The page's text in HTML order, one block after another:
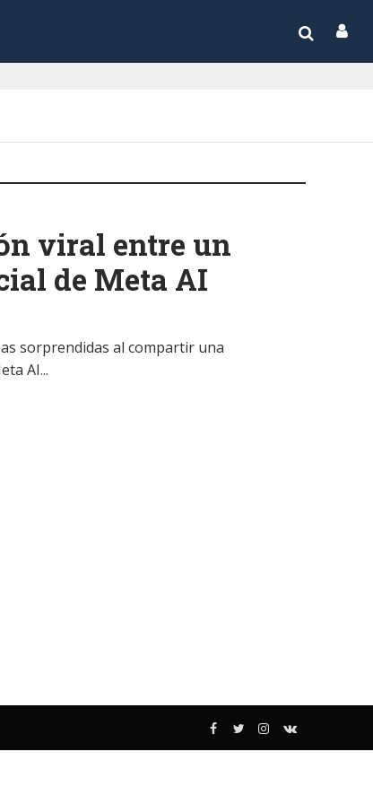
viral entre un
de Meta AI
sorprendidas al compartir una
AI...